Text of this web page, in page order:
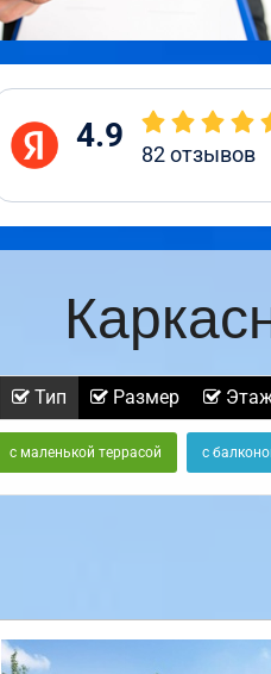
4.9 82отзывов
Тип Размер
с маленькой террасой с